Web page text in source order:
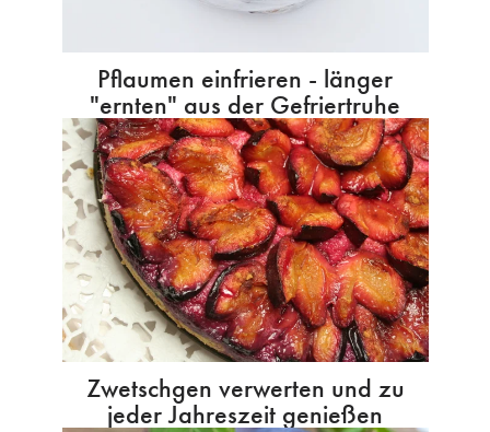
Pflaumen einfrieren - länger
"ernten" aus der Gefriertruhe
Zwetschgen verwerten und zu
jeder Jahreszeit genießen